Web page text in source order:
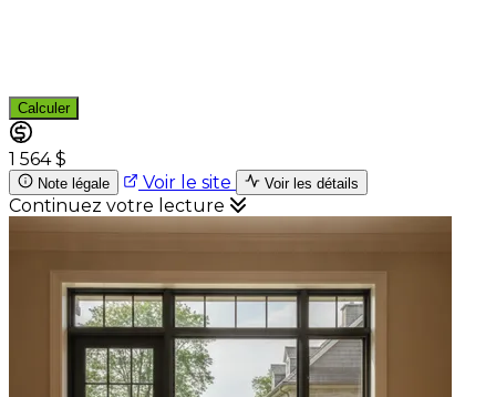
Calculer
1 564 $
Note légale Voir le site Voir les détails
Continuez votre lecture